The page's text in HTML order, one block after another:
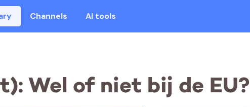
Channels AI tools
Wel of niet bij de EU?